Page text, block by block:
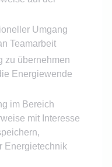
Umgang
Teamarbeit
zu übernehmen
Energiewende
im Bereich
mit Interesse
Energietechnik